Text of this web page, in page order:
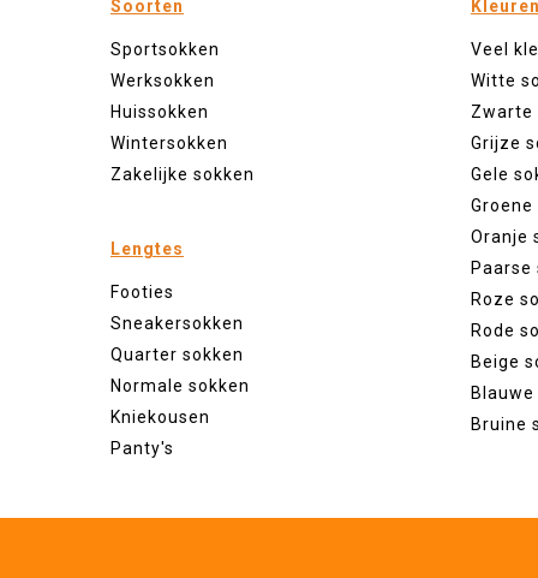
Soorten
Sportsokken
Werksokken
Huissokken
Wintersokken
Zakelijke sokken
Lengtes
Footies
Sneakersokken
Quarter sokken
Normale sokken
Kniekousen
Panty's
Kleuren
Veel
Witte
Zwarte
Grijze
Gele
Groene
Oranje
Paarse
Roze
Rode
Beige
Blauwe
Bruine